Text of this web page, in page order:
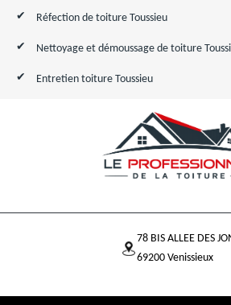
Réfection de toiture Toussieu
Nettoyage et démoussage de toiture
Entretien toiture Toussieu
78 BIS ALLEE DES
69200 Venissieux